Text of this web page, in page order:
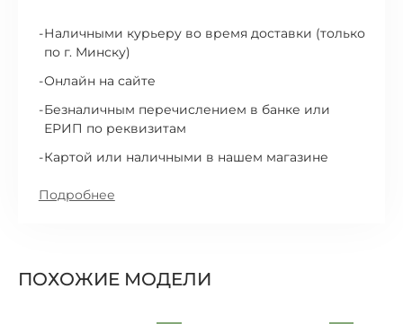
Наличными курьеру во время доставки (только
по г. Минску)
Онлайн на сайте
Безналичным перечислением в банке или
ЕРИП по реквизитам
Картой или наличными в нашем магазине
Подробнее
ПОХОЖИЕ МОДЕЛИ